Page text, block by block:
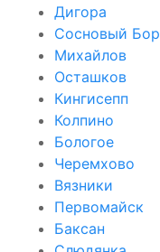
Дигора
Сосновый Бор
Михайлов
Осташков
Кингисепп
Колпино
Бологое
Черемхово
Вязники
Первомайск
Баксан